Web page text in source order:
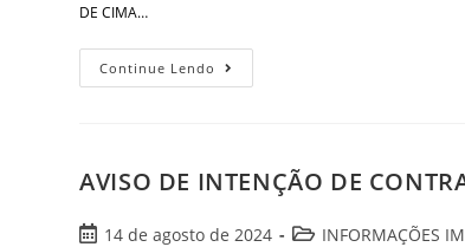
DE CIMA…
Continue Lendo
AVISO DE INTENÇÃO DE
14 de agosto de 2024 INFORMAÇÕES